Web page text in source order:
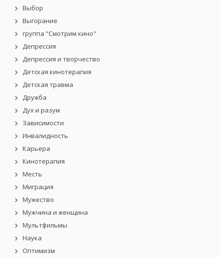
Выбор
Выгорание
группа "Смотрим кино"
Депрессия
Депрессия и творчество
Детская кинотерапия
Детская травма
Дружба
Дух и разум
Зависимости
Инвалидность
Карьера
Кинотерапия
Месть
Миграция
Мужество
Мужчина и женщина
Мультфильмы
Наука
Оптимизм